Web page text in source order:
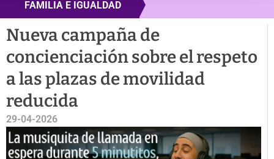
FAMILIA E IGUALDAD
Nueva campaña de
concienciación sobre el respeto
a las plazas de movilidad
reducida
29-04-2026